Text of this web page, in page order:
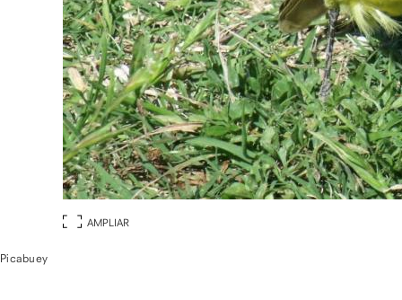
AMPLIAR
Picabuey